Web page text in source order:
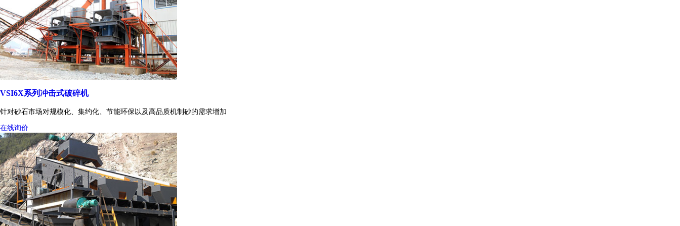
VSI6X系列冲击式破碎机
针对砂石市场对规模化、集约化、节能环保以及高品质机制砂的需求增加
在线询价